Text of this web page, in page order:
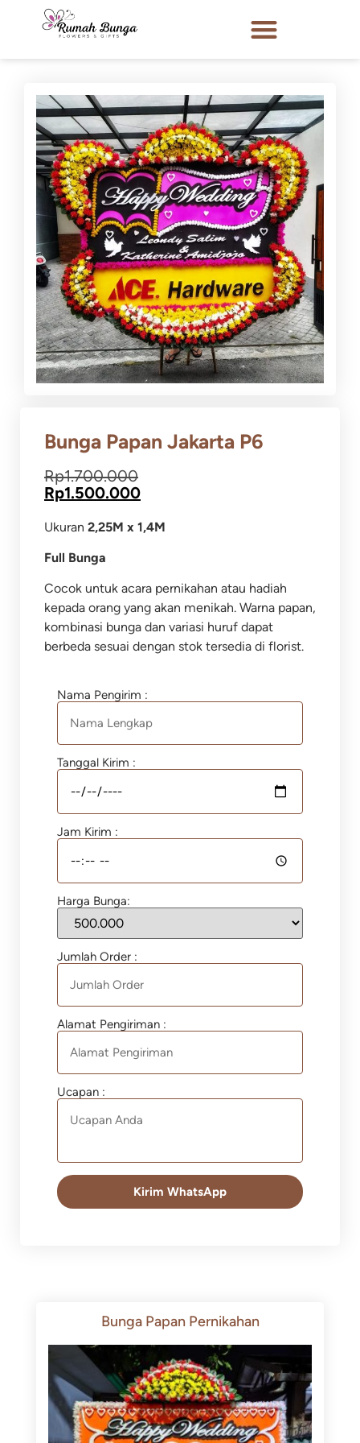
Bunga Papan Jakarta P6
Rp1.700.000
Rp1.500.000
Ukuran 2,25M x 1,4M
Full Bunga
Cocok untuk acara pernikahan atau hadiah
kepada orang yang akan menikah. Warna papan,
kombinasi bunga dan variasi huruf dapat
berbeda sesuai dengan stok tersedia di florist.
Nama Pengirim :
Tanggal Kirim :
Jam Kirim :
Harga Bunga:
Jumlah Order :
Alamat Pengiriman :
Ucapan :
Kirim WhatsApp
Bunga Papan Pernikahan